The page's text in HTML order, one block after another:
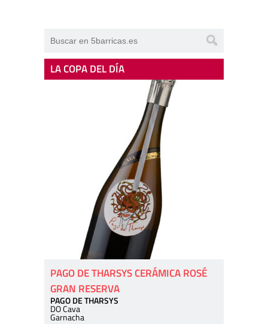
LA COPA DEL DÍA
PAGO DE THARSYS CERÁMICA ROSÉ
GRAN RESERVA
PAGO DE THARSYS
DO Cava
Garnacha